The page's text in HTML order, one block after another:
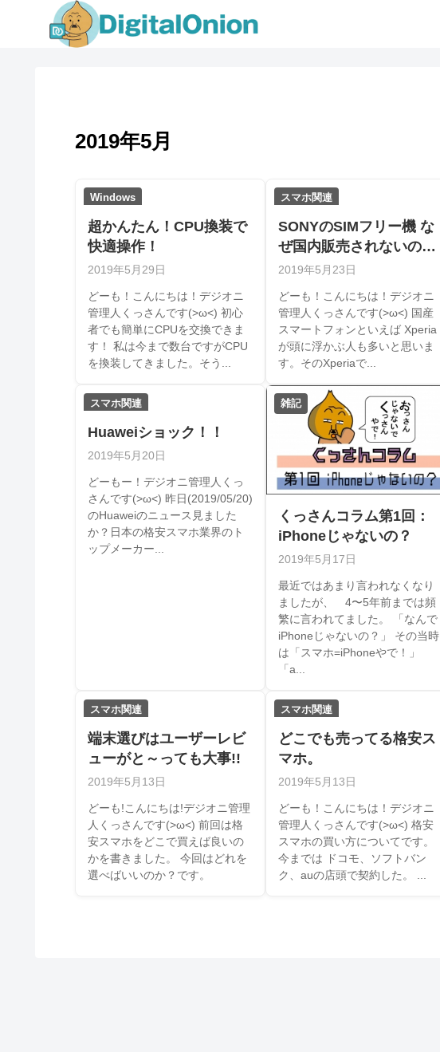
2019年5月
Windows
超かんたん！CPU換装で
快適操作！
2019年5月29日
どーも！こんにちは！デジオニ
管理人くっさんです(>ω<) 初心
者でも簡単にCPUを交換できま
す！ 私は今まで数台ですがCPU
を換装してきました。そう...
スマホ関連
SONYのSIMフリー機 な
ぜ国内販売されないの
か？
2019年5月23日
どーも！こんにちは！デジオニ
管理人くっさんです(>ω<) 国産
スマートフォンといえば Xperia
が頭に浮かぶ人も多いと思いま
す。そのXperiaで...
スマホ関連
Huaweiショック！！
2019年5月20日
どーもー！デジオニ管理人くっ
さんです(>ω<) 昨日(2019/05/20)
のHuaweiのニュース見ました
か？日本の格安スマホ業界のト
ップメーカー...
雑記
くっさんコラム第1回：
iPhoneじゃないの？
2019年5月17日
最近ではあまり言われなくなり
ましたが、 4〜5年前までは頻
繁に言われてました。 「なんで
iPhoneじゃないの？」 その当時
は「スマホ=iPhoneやで！」
「a...
スマホ関連
端末選びはユーザーレビ
ューがと～っても大事!!
2019年5月13日
どーも!こんにちは!デジオニ管理
人くっさんです(>ω<) 前回は格
安スマホをどこで買えば良いの
かを書きました。 今回はどれを
選べばいいのか？です。
スマホ関連
どこでも売ってる格安ス
マホ。
2019年5月13日
どーも！こんにちは！デジオニ
管理人くっさんです(>ω<) 格安
スマホの買い方についてです。
今までは ドコモ、ソフトバン
ク、auの店頭で契約した。 ...